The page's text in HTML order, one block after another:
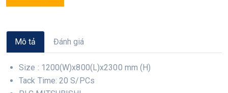
Mô tả Đánh giá
Size : 1200(W)x800(L)x2300 mm (H)
Tack Time: 20 S/PCs